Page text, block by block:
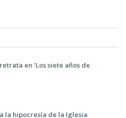
en 'Los siete años de
la hipocresía de la Iglesia